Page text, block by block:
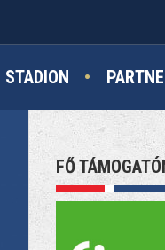
STADION
FŐ